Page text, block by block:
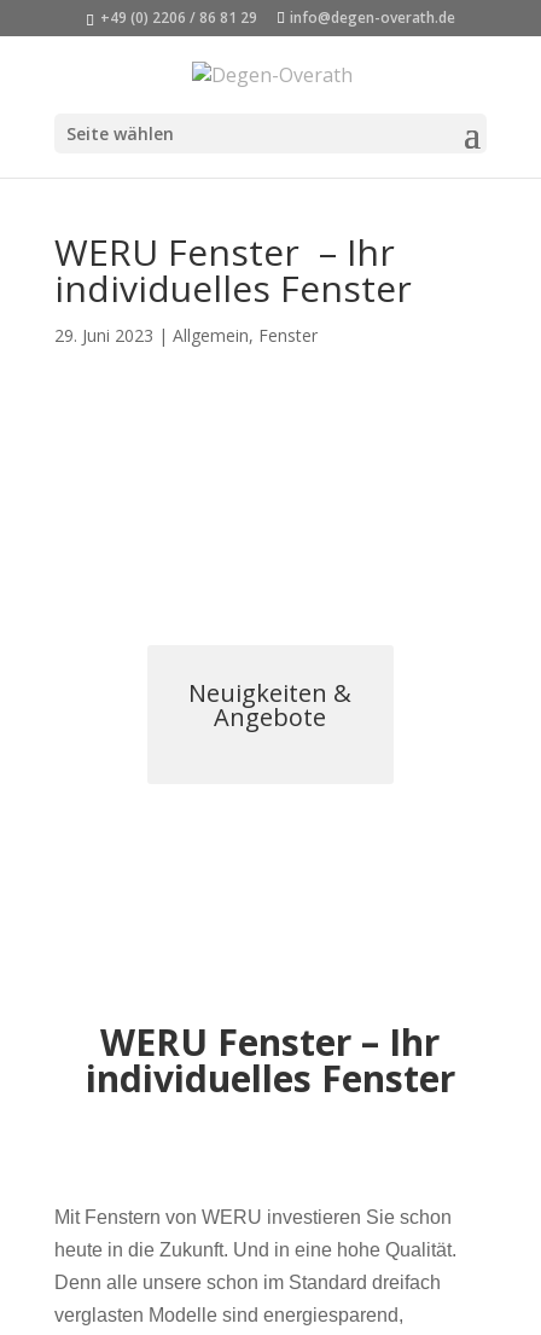
+49 (0) 2206 / 86 81 29 info@degen-overath.de
Seite wählen
WERU Fenster – Ihr
individuelles Fenster
29. Juni 2023 | Allgemein, Fenster
Neuigkeiten &
Angebote
WERU Fenster – Ihr
individuelles Fenster
Mit Fenstern von WERU investieren Sie schon
heute in die Zukunft. Und in eine hohe Qualität.
Denn alle unsere schon im Standard dreifach
verglasten Modelle sind energiesparend,